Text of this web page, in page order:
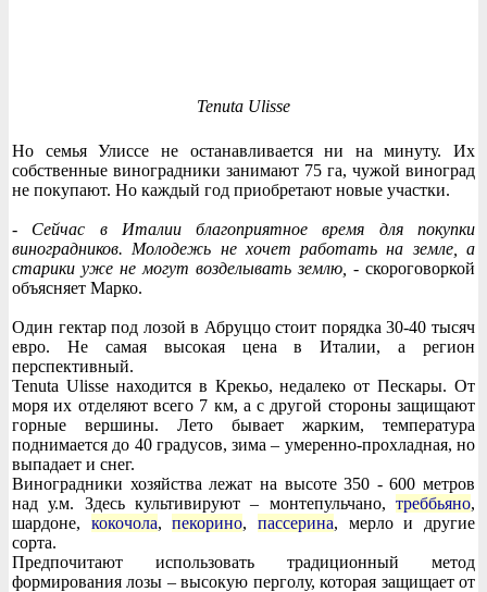
Tenuta Ulisse
Но семья Улиссе не останавливается ни на минуту. Их
собственные виноградники занимают 75 га, чужой виноград
не покупают. Но каждый год приобретают новые участки.
- Сейчас в Италии благоприятное время для покупки
виноградников. Молодежь не хочет работать на земле, а
старики уже не могут возделывать землю, - скороговоркой
объясняет Марко.
Один гектар под лозой в Абруццо стоит порядка 30-40 тысяч
евро. Не самая высокая цена в Италии, а регион
перспективный.
Tenuta Ulisse находится в Крекьо, недалеко от Пескары. От
моря их отделяют всего 7 км, а с другой стороны защищают
горные вершины. Лето бывает жарким, температура
поднимается до 40 градусов, зима – умеренно-прохладная, но
выпадает и снег.
Виноградники хозяйства лежат на высоте 350 - 600 метров
над у.м. Здесь культивируют – монтепульчано, треббьяно,
шардоне, кокочола,пекорино,пассерина, мерло и другие
сорта.
Предпочитают использовать традиционный метод
формирования лозы – высокую перголу, которая защищает от